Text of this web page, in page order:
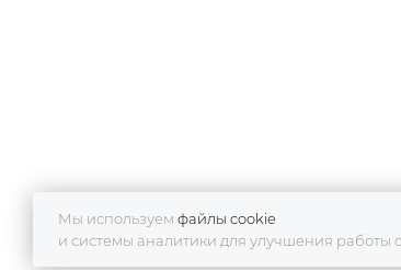
Мы используем файлы cookie
и системы аналитики для улучшения работы